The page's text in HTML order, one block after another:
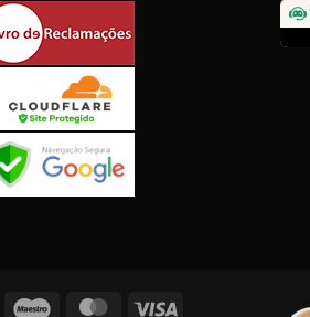
Credit Maestro MasterCard